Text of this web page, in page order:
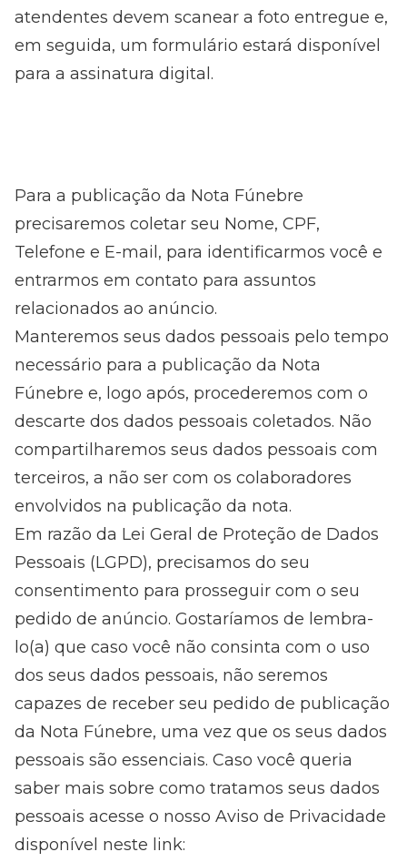
atendentes devem scanear a foto entregue e,
em seguida, um formulário estará disponível
para a assinatura digital.
Para a publicação da Nota Fúnebre
precisaremos coletar seu Nome, CPF,
Telefone e E-mail, para identificarmos você e
entrarmos em contato para assuntos
relacionados ao anúncio.
Manteremos seus dados pessoais pelo tempo
necessário para a publicação da Nota
Fúnebre e, logo após, procederemos com o
descarte dos dados pessoais coletados. Não
compartilharemos seus dados pessoais com
terceiros, a não ser com os colaboradores
envolvidos na publicação da nota.
Em razão da Lei Geral de Proteção de Dados
Pessoais (LGPD), precisamos do seu
consentimento para prosseguir com o seu
pedido de anúncio. Gostaríamos de lembra-
lo(a) que caso você não consinta com o uso
dos seus dados pessoais, não seremos
capazes de receber seu pedido de publicação
da Nota Fúnebre, uma vez que os seus dados
pessoais são essenciais. Caso você queria
saber mais sobre como tratamos seus dados
pessoais acesse o nosso Aviso de Privacidade
disponível neste link: